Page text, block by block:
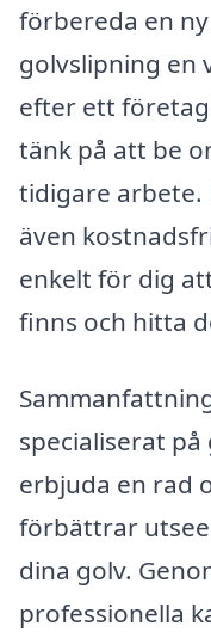
förbereda en
golvslipning en
efter ett
tänk på att be
tidigare
även
enkelt för dig
finns och hitta
specialiserat
erbjuda en rad
förbättrar
dina golv.
professionella